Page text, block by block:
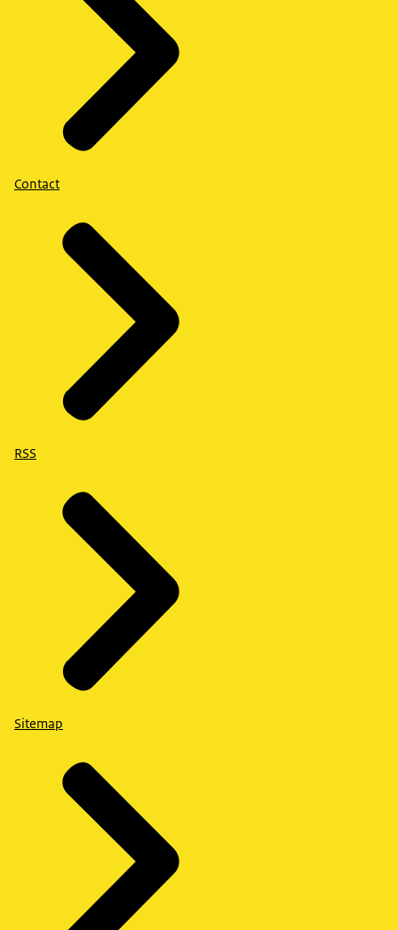
Contact
RSS
Sitemap